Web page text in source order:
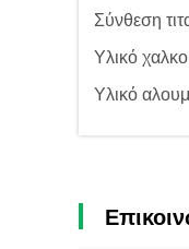
Σύνθεση
Υλικό
Υλικό